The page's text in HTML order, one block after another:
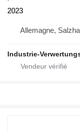
2023
Allemagne,
Industrie-